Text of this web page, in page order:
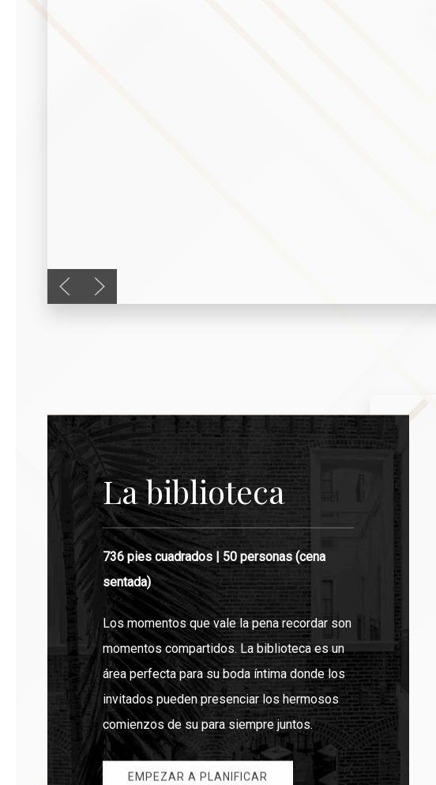
Previous slide
Next slide
La biblioteca
736 pies cuadrados | 50 personas (cena
sentada)
Los momentos que vale la pena recordar son
momentos compartidos. La biblioteca es un
área perfecta para su boda íntima donde los
invitados pueden presenciar los hermosos
comienzos de su para siempre juntos.
EMPEZAR A PLANIFICAR